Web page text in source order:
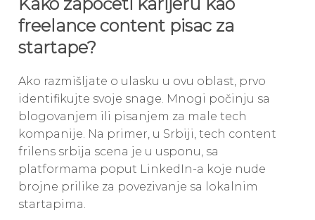
freelance content pisac za
startape?
Ako razmišljate o ulasku u ovu oblast, prvo
identifikujte svoje snage. Mnogi počinju sa
blogovanjem ili pisanjem za male tech
kompanije. Na primer, u Srbiji, tech content
frilens srbija scena je u usponu, sa
platformama poput LinkedIn-a koje nude
brojne prilike za povezivanje sa lokalnim
startapima.